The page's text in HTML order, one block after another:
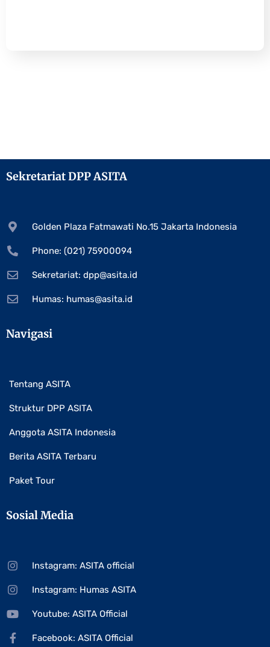
Sekretariat DPP ASITA
Golden Plaza Fatmawati No.15 Jakarta Indonesia
Phone: (021) 75900094
Sekretariat: dpp@asita.id
Humas: humas@asita.id
Navigasi
Tentang ASITA
Struktur DPP ASITA
Anggota ASITA Indonesia
Berita ASITA Terbaru
Paket Tour
Sosial Media
Instagram: ASITA official
Instagram: Humas ASITA
Youtube: ASITA Official
Facebook: ASITA Official